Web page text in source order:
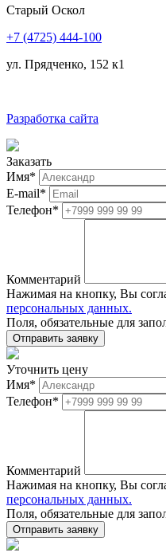
Старый Оскол
+7 (4725) 444-100
ул. Прядченко, 152 к1
Разработка сайта
Заказать
Имя*
E-mail*
Телефон*
Комментарий
Нажимая на кнопку, Вы
персональных данных.
Поля, обязательные для
Уточнить цену
Имя*
Телефон*
Комментарий
Нажимая на кнопку, Вы
персональных данных.
Поля, обязательные для